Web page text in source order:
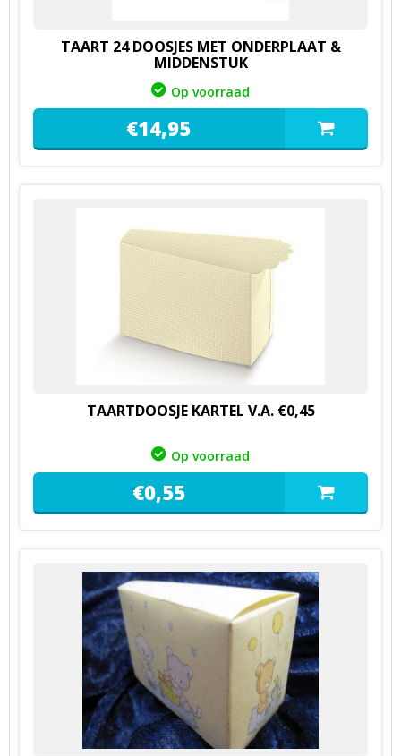
TAART 24 DOOSJES MET ONDERPLAAT &
MIDDENSTUK
Op voorraad
€14,95
TAARTDOOSJE KARTEL V.A. €0,45
Op voorraad
€0,55